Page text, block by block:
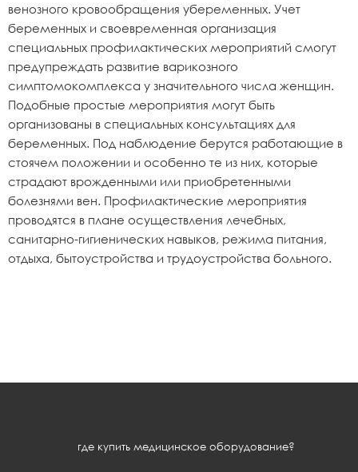
венозного кровообращения убеременных. Учет
беременных и своевременная организация
специальных профилактических мероприятий смогут
предупреждать развитие варикозного
симптомокомплекса у значительного числа женщин.
Подобные простые мероприятия могут быть
организованы в специальных консультациях для
беременных. Под наблюдение берутся работающие в
стоячем положении и особенно те из них, которые
страдают врожденными или приобретенными
болезнями вен. Профилактические мероприятия
проводятся в плане осуществления лечебных,
санитарно-гигиенических навыков, режима питания,
отдыха, бытоустройства и трудоустройства больного.
где купить медицинское оборудование?